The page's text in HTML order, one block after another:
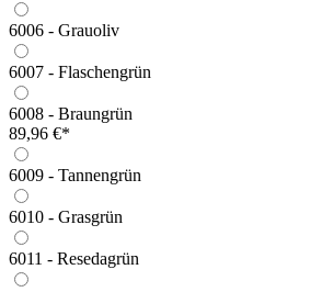
6006 - Grauoliv
6007 - Flaschengrün
6008 - Braungrün
89,96 €*
6009 - Tannengrün
6010 - Grasgrün
6011 - Resedagrün